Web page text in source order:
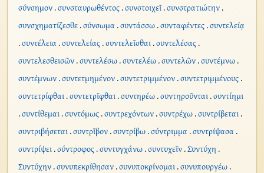
σύνσημον.συνσταυρωθέντος.συνστοιχεῖ.συνστρατιώτην.
συνσχηματίζεσθε.σύνσωμα .συντάσσω.συνταφέντες.συντελείᾳ
.συντέλεια .συντελείας.συντελεῖσθαι.συντελέσας.
συντελεσθεισῶν.συντελέσω.συντελέω.συντελῶν.συντέμνω.
συντέμνων.συντετμημένον.συντετριμμένον.συντετριμμένους.
συντετρίφθαι.συντετρῖφθαι.συντηρέω.συντηροῦνται.συντίημι
.συντίθεμαι.συντόμως.συντρεχόντων.συντρέχω.συντρίβεται.
συντριβήσεται.συντρῖβον.συντρίβω.σύντριμμα .συντρίψασα .
συντρίψει.σύντροφος.συντυγχάνω.συντυχεῖν.Συντύχη .
Συντύχην.συνυπεκρίθησαν.συνυποκρίνομαι.συνυπουργέω.